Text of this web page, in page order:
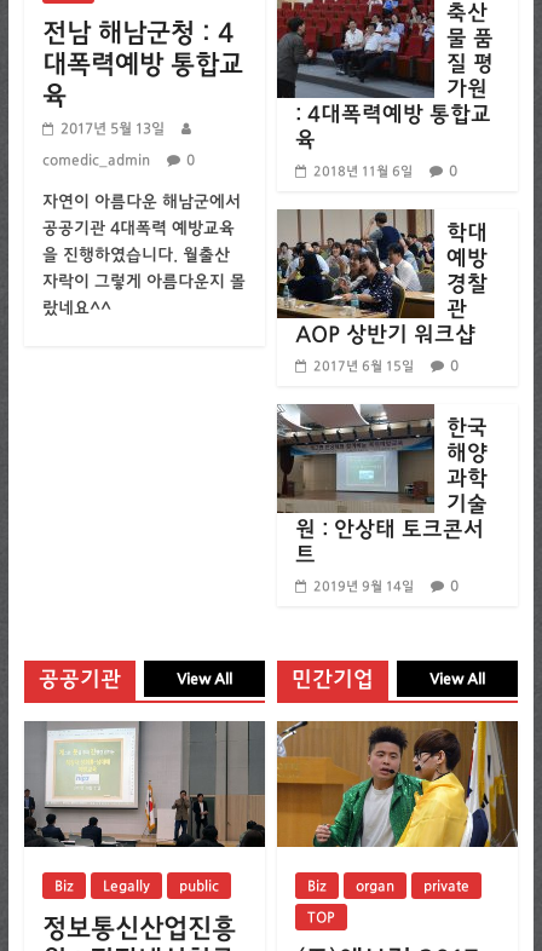
전남 해남군청 : 4
대폭력예방 통합교
육
2017년 5월 13일
comedic_admin 0
자연이 아름다운 해남군에서
공공기관 4대폭력 예방교육
을 진행하였습니다. 월출산
자락이 그렇게 아름다운지 몰
랐네요^^
축산
물 품
질 평
가원
: 4대폭력예방 통합교
육
2018년 11월 6일 0
학대
예방
경찰
관
AOP 상반기 워크샵
2017년 6월 15일 0
한국
해양
과학
기술
원 : 안상태 토크콘서
트
2019년 9월 14일 0
공공기관 View All
Biz Legally public
정보통신산업진흥
민간기업 View All
Biz organ private
TOP